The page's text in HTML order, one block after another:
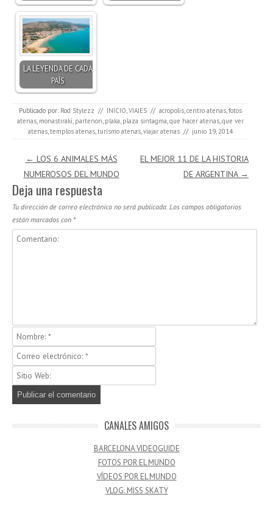
LA LEYENDA DE CADA
PAÍS
Publicado por: Rod Stylezz // INICIO VIAJES // acropolis centro atenas fotos
atenas monastiraki partenon plaka plaza sintagma que hacer atenas que ver
atenas templos atenas turismo atenas viajar atenas // junio 19, 2014
Navegación de entradas
← LOS 6 ANIMALES MÁS
NUMEROSOS DEL MUNDO
EL MEJOR 11 DE LA HISTORIA
DE ARGENTINA →
Deja una respuesta
Tu dirección de correo electrónico no será publicada. Los campos obligatorios
están marcados con *
CANALES AMIGOS
BARCELONA VIDEOGUIDE
FOTOS POR EL MUNDO
VÍDEOS POR EL MUNDO
VLOG: MISS SKATY